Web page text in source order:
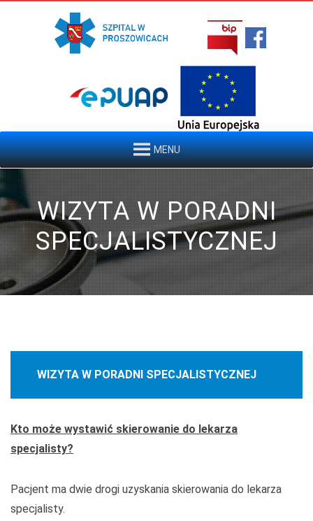
MENU
WIZYTA W PORADNI
SPECJALISTYCZNEJ
WIZYTA W PORADNI SPECJALISTYCZNEJ
Kto może wystawić skierowanie do lekarza
specjalisty?
Pacjent ma dwie drogi uzyskania skierowania do lekarza
specjalisty.